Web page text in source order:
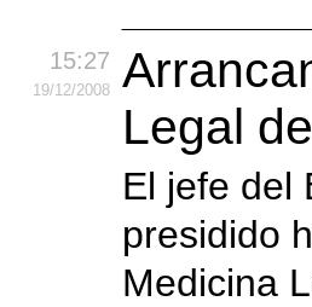
15:27
19/12/2008
Legal
El jefe del
presidido
Medicina